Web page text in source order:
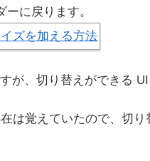
ーに戻ります。
が、切り替えができる
在は覚えていたので、切